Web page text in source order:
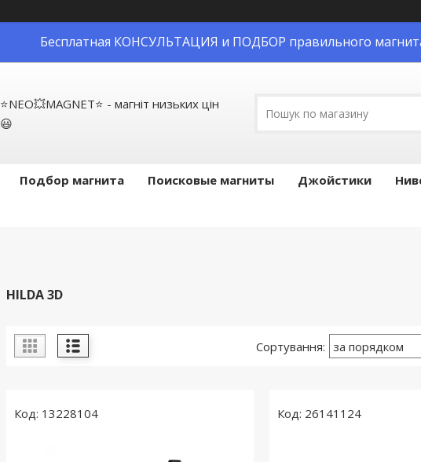
Бесплатная КОНСУЛЬТАЦИЯ и ПОДБОР правильного
⭐NEO💥MAGNET⭐ - магніт низьких цін
😃
Подбор магнита Поисковые магниты Джойстики
HILDA 3D
13228104 26141124